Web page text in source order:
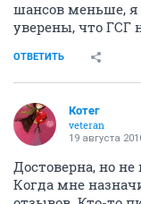
шансов меньше,
уверены, что ГСГ
ОТВЕТИТЬ
Котег
veteran
19 августа
Достоверна, но
Когда мне